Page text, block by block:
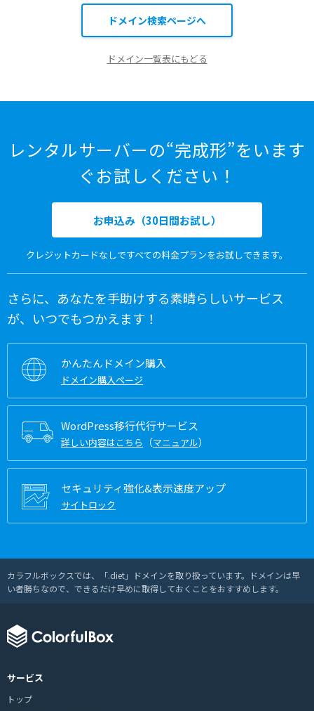
ドメイン検索ページへ
ドメイン一覧表にもどる
レンタルサーバーの“完成形”をいます
ぐお試しください！
お申込み（30日間お試し）
クレジットカードなしですべての料金プランをお試しできます。
さらに、あなたを手助けする素晴らしいサービス
が、いつでもつかえます！
かんたんドメイン購入
ドメイン購入ページ
WordPress移行代行サービス
詳しい内容はこちら （マニュアル）
セキュリティ強化&表示速度アップ
サイトロック
カラフルボックスでは、「.diet」ドメインを取り扱っています。ドメインは早
い者勝ちなので、できるだけ早めに取得しておくことをおすすめします。
サービス
トップ